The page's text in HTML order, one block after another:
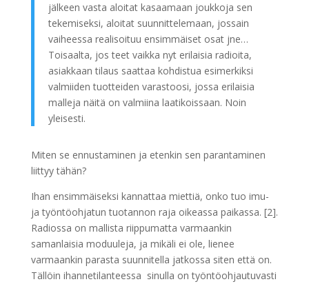
jälkeen vasta aloitat kasaamaan joukkoja sen
tekemiseksi, aloitat suunnittelemaan, jossain
vaiheessa realisoituu ensimmäiset osat jne…
Toisaalta, jos teet vaikka nyt erilaisia radioita,
asiakkaan tilaus saattaa kohdistua esimerkiksi
valmiiden tuotteiden varastoosi, jossa erilaisia
malleja näitä on valmiina laatikoissaan. Noin
yleisesti.
Miten se ennustaminen ja etenkin sen parantaminen
liittyy tähän?
Ihan ensimmäiseksi kannattaa miettiä, onko tuo imu-
ja työntöohjatun tuotannon raja oikeassa paikassa. [2].
Radiossa on mallista riippumatta varmaankin
samanlaisia moduuleja, ja mikäli ei ole, lienee
varmaankin parasta suunnitella jatkossa siten että on.
Tällöin ihannetilanteessa sinulla on työntöohjautuvasti